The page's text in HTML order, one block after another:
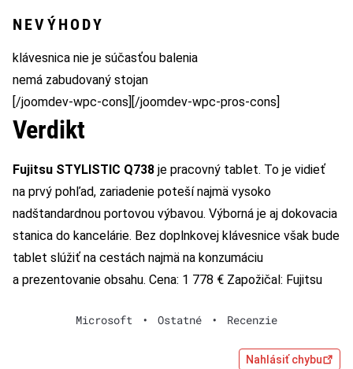
NEVÝHODY
klávesnica nie je súčasťou balenia
nemá zabudovaný stojan
[/joomdev-wpc-cons][/joomdev-wpc-pros-cons]
Verdikt
Fujitsu STYLISTIC Q738 je pracovný tablet. To je vidieť
na prvý pohľad, zariadenie poteší najmä vysoko
nadštandardnou portovou výbavou. Výborná je aj dokovacia
stanica do kancelárie. Bez doplnkovej klávesnice však bude
tablet slúžiť na cestách najmä na konzumáciu
a prezentovanie obsahu. Cena: 1 778 € Zapožičal: Fujitsu
Microsoft • Ostatné • Recenzie
Nahlásiť chybu